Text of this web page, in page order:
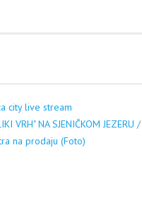
city live stream
VRH" NA SJENIČKOM
na prodaju (Foto)